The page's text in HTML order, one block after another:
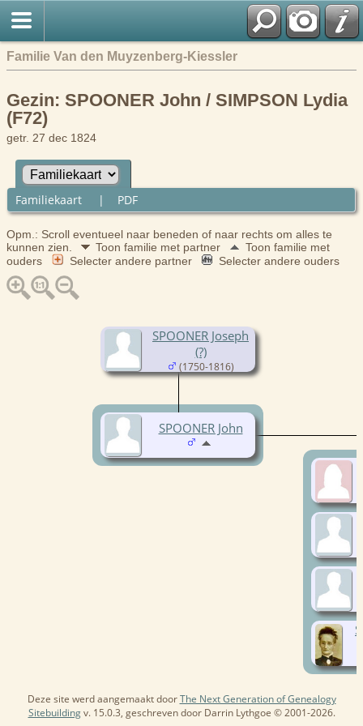
Familie Van den Muyzenberg-Kiessler
Gezin: SPOONER John / SIMPSON Lydia
(F72)
getr. 27 dec 1824
Familiekaart | PDF
Opm.: Scroll eventueel naar beneden of naar rechts om alles te
kunnen zien.
Toon familie met partner
Toon familie met
ouders
Selecter andere partner Selecter andere ouders
SPOONER Joseph
(?)
(1750-1816)
SPOONER John
Deze site werd aangemaakt doorThe Next Generation of Genealogy
Sitebuildingv. 15.0.3, geschreven door Darrin Lythgoe © 2001-2026.